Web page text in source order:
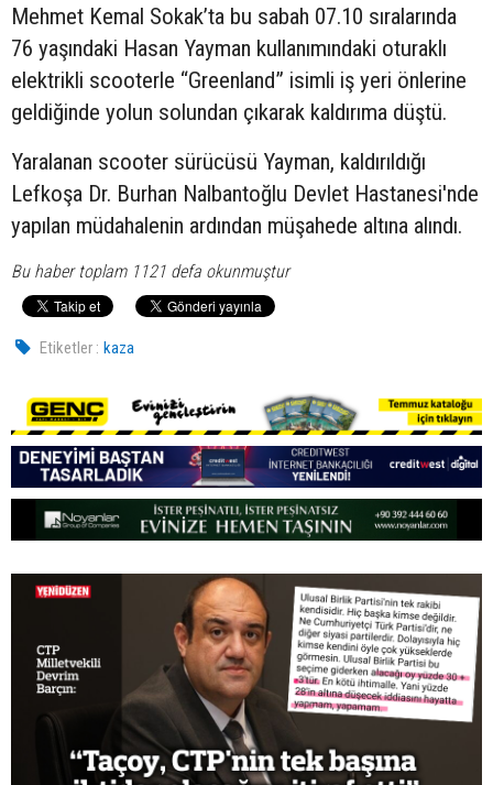
Mehmet Kemal Sokak’ta bu sabah 07.10 sıralarında
76 yaşındaki Hasan Yayman kullanımındaki oturaklı
elektrikli scooterle “Greenland” isimli iş yeri önlerine
geldiğinde yolun solundan çıkarak kaldırıma düştü.
Yaralanan scooter sürücüsü Yayman, kaldırıldığı
Lefkoşa Dr. Burhan Nalbantoğlu Devlet Hastanesi'nde
yapılan müdahalenin ardından müşahede altına alındı.
Bu haber toplam 1121 defa okunmuştur
Etiketler : kaza